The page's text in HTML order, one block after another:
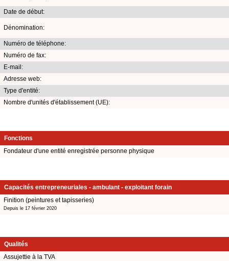
Date de début:
Dénomination:
Numéro de téléphone:
Numéro de fax:
E-mail:
Adresse web:
Type d'entité:
Nombre d'unités d'établissement (UE):
Fonctions
Fondateur d'une entité enregistrée personne physique
Capacités entrepreneuriales - ambulant - exploitant forain
Finition (peintures et tapisseries)
Depuis le 17 février 2020
Qualités
Assujettie à la TVA